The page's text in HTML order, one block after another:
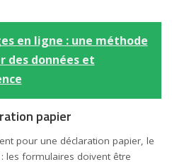
en ligne : une méthode
des données et
papier
pour une déclaration papier, le
les formulaires doivent être